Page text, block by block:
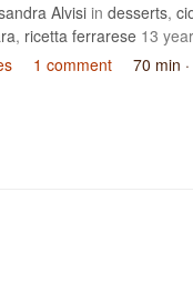
Alvisi in desserts,
, ricetta ferrarese 13
1 comment 70 min